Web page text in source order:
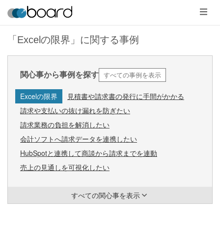
メ
ニ
ュ
ー
「Excelの限界」に関する事例
関心事から事例を探す すべての事例を表示
Excelの限界
見積書や請求書の発行に手間がかかる
請求や支払いの抜け漏れを防ぎたい
請求業務の負担を解消したい
会計ソフトへ請求データを連携したい
HubSpotと連携して商談から請求までを連動
売上の見通しを可視化したい
すべての関心事を表示